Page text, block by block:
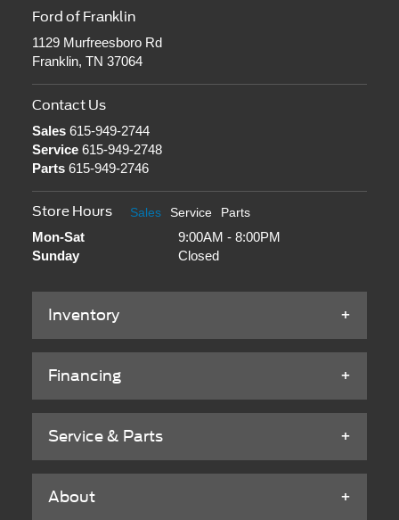
Ford of Franklin
1129 Murfreesboro Rd
Franklin, TN 37064
Contact Us
Sales615-949-2744
Service615-949-2748
Parts615-949-2746
Store Hours Sales Service Parts
Mon-Sat
9:00AM - 8:00PM
Sunday
Closed
Inventory
Financing
Service & Parts
About